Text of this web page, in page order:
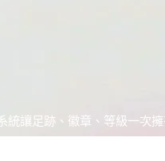
統讓足跡、徽章、等級一次